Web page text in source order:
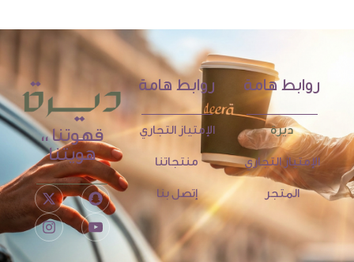
قهوتنا ،،
هويتنا
روابط هامة
ديرة
الإمتياز التجاري
المتجر
روابط هامة
الإمتياز التجاري
منتجاتنا
إتصل بنا